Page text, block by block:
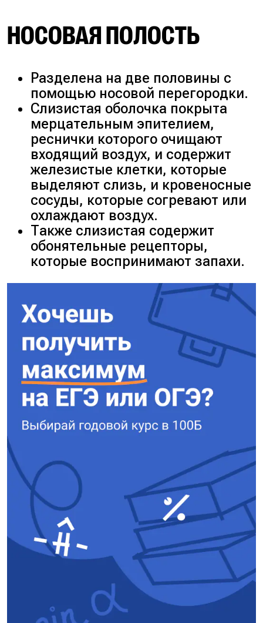
НОСОВАЯ ПОЛОСТЬ
Разделена на две половины с
помощью носовой перегородки.
Слизистая оболочка покрыта
мерцательным эпителием,
реснички которого очищают
входящий воздух, и содержит
железистые клетки, которые
выделяют слизь, и кровеносные
сосуды, которые согревают или
охлаждают воздух.
Также слизистая содержит
обонятельные рецепторы,
которые воспринимают запахи.